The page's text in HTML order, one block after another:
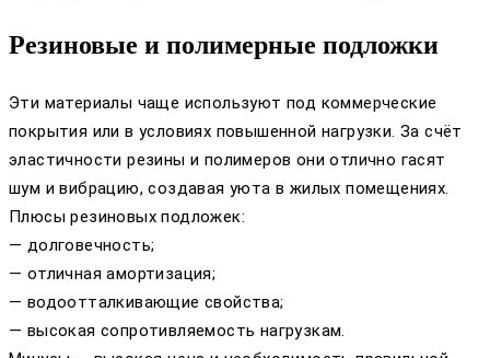
Резиновые и полимерные подложки
Эти материалы чаще используют под коммерческие
покрытия или в условиях повышенной нагрузки. За счёт
эластичности резины и полимеров они отлично гасят
шум и вибрацию, создавая уюта в жилых помещениях.
Плюсы резиновых подложек:
— долговечность;
— отличная амортизация;
— водоотталкивающие свойства;
— высокая сопротивляемость нагрузкам.